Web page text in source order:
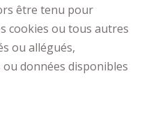
être tenu pour
cookies ou tous autres
ou allégués,
données disponibles